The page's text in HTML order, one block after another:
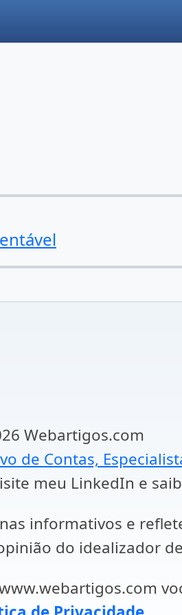
Webartigos.com
de Contas,
meu LinkedIn e
informativos e
do idealizador